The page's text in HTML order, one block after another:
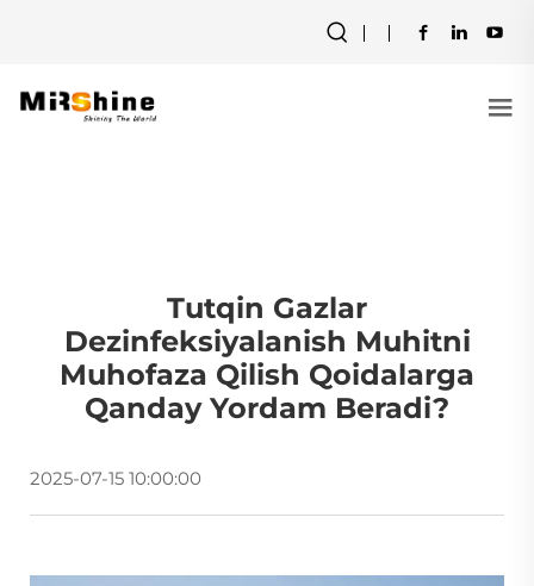
Tutqin Gazlar
Dezinfeksiyalanish Muhitni
Muhofaza Qilish Qoidalarga
Qanday Yordam Beradi?
2025-07-15 10:00:00